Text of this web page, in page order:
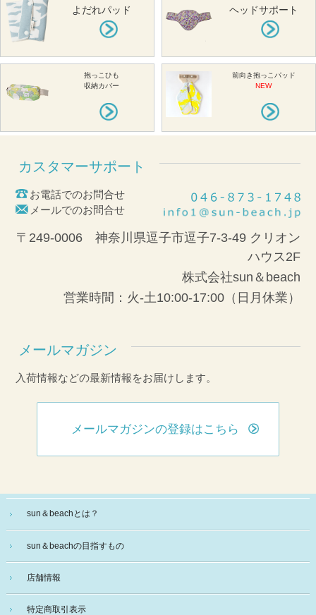
よだれパッド ヘッドサポート
抱っこひも
収納カバー
前向き抱っこパッド
NEW
カスタマーサポート
お電話でのお問合せ
メールでのお問合せ
〒249-0006 神奈川県逗子市逗子7-3-49 クリオン
ハウス2F
株式会社sun＆beach
営業時間：火-土10:00-17:00（日月休業）
メールマガジン
入荷情報などの最新情報をお届けします。
メールマガジンの登録はこちら
sun＆beachとは？
sun＆beachの目指すもの
店舗情報
特定商取引表示